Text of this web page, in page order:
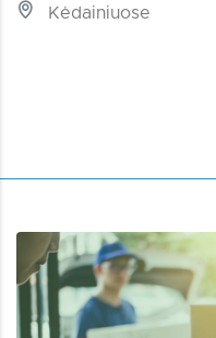
Kėdainiuose